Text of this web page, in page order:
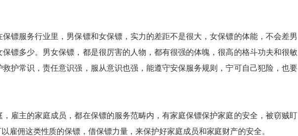
镖服务行业里，男保镖和女保镖，实力的差距不是很大，女保镖的体能，不会差男
镖多少。男女保镖，都是很厉害的人物，都有很强的体魄，很高的格斗功夫和很敏
护常识，责任意识强，服从意识也强，能遵守安保服务规则，宁可自己犯险，也要
雇主的家庭成员，都在保镖的服务范畴内，有家庭保镖保护家庭的安全，被窃贼盯
雇佣这类性质的保镖，借保镖力量，来保护好家庭成员和家庭财产的安全。